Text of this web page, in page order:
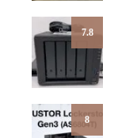
7.8
8